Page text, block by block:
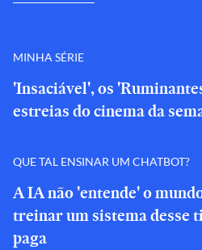
MINHA SÉRIE
'Insaciável', os
estreias do cinema da
QUE TAL ENSINAR UM CHATBOT?
A IA não 'entende' o
treinar um sistema desse
paga